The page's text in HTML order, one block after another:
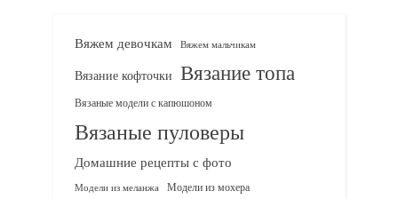
Вяжем девочкам Вяжем мальчикам
Вязание кофточки Вязание топа
Вязаные модели с капюшоном
Вязаные пуловеры
Домашние рецепты с фото
Модели из меланжа Модели из мохера